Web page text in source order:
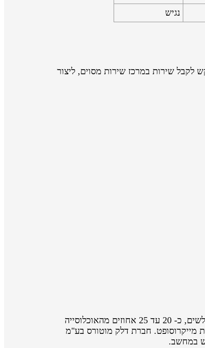
נגיש
לקבל שירות במרכז שירות מסוים, ליצור
אתר אינטרנט נגיש הוא אתר המאפשר לאנשים עם מוגבלות ולאנשים מבוגרים לגלוש באותה רמה של יעילות והנאה ככל הגולשים, כ- 20 עד 25 אחוזים מהאוכלוסייה
ועשויים להיטיב מתכני אינטרנט נגישים יותר, כך על פי מחקר שנערך בשנת 2003 ע"י חברת מייקרוסופט. חברת דלק מוטורס בע"מ
במחשב.